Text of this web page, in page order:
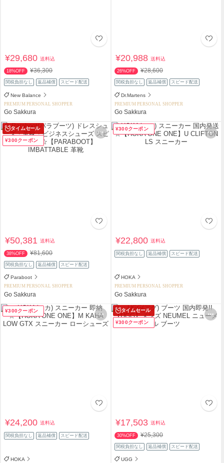
¥29,680送料込
18%OFF ¥36,300
関税負担なし 返品補償 スピード配送
New Balance
PREMIUM PERSONAL SHOPPER
Go Sakkura
¥20,988送料込
26%OFF ¥28,600
関税負担なし 返品補償 スピード配送
Dr.Martens
PREMIUM PERSONAL SHOPPER
Go Sakkura
タイムセール
¥300クーポン
¥50,381送料込
38%OFF ¥81,600
関税負担なし 返品補償 スピード配送
Paraboot
PREMIUM PERSONAL SHOPPER
Go Sakkura
¥300クーポン
¥22,800送料込
関税負担なし 返品補償 スピード配送
HOKA
PREMIUM PERSONAL SHOPPER
Go Sakkura
¥300クーポン
¥24,200送料込
関税負担なし 返品補償 スピード配送
HOKA
タイムセール
¥300クーポン
¥17,503送料込
30%OFF ¥25,300
関税負担なし 返品補償 スピード配送
UGG